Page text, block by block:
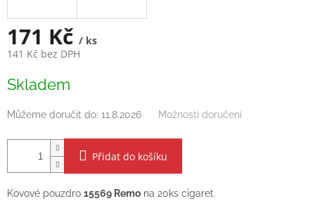
171 Kč / ks
141 Kč bez DPH
cena:
Skladem
Můžeme doručit do: 11.8.2026 Možnosti doručení
Přidat do košíku
Kovové pouzdro 15569 Remo na 20ks cigaret.